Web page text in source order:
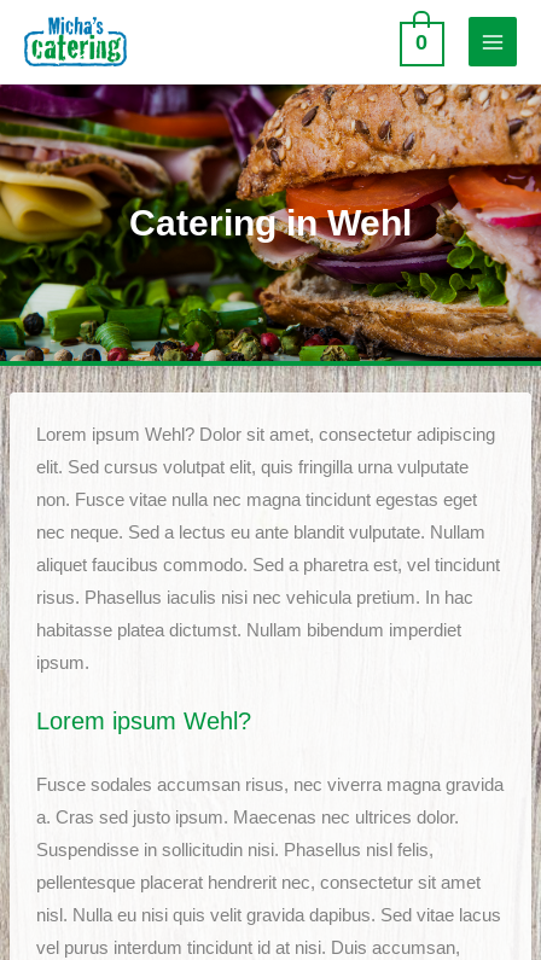
Doorgaan
naar
0
Main
Menu
Catering in Wehl
Lorem ipsum Wehl? Dolor sit amet, consectetur adipiscing
elit. Sed cursus volutpat elit, quis fringilla urna vulputate
non. Fusce vitae nulla nec magna tincidunt egestas eget
nec neque. Sed a lectus eu ante blandit vulputate. Nullam
aliquet faucibus commodo. Sed a pharetra est, vel tincidunt
risus. Phasellus iaculis nisi nec vehicula pretium. In hac
habitasse platea dictumst. Nullam bibendum imperdiet
ipsum.
Lorem ipsum Wehl?
Fusce sodales accumsan risus, nec viverra magna gravida
a. Cras sed justo ipsum. Maecenas nec ultrices dolor.
Suspendisse in sollicitudin nisi. Phasellus nisl felis,
pellentesque placerat hendrerit nec, consectetur sit amet
nisl. Nulla eu nisi quis velit gravida dapibus. Sed vitae lacus
vel purus interdum tincidunt id at nisi. Duis accumsan,